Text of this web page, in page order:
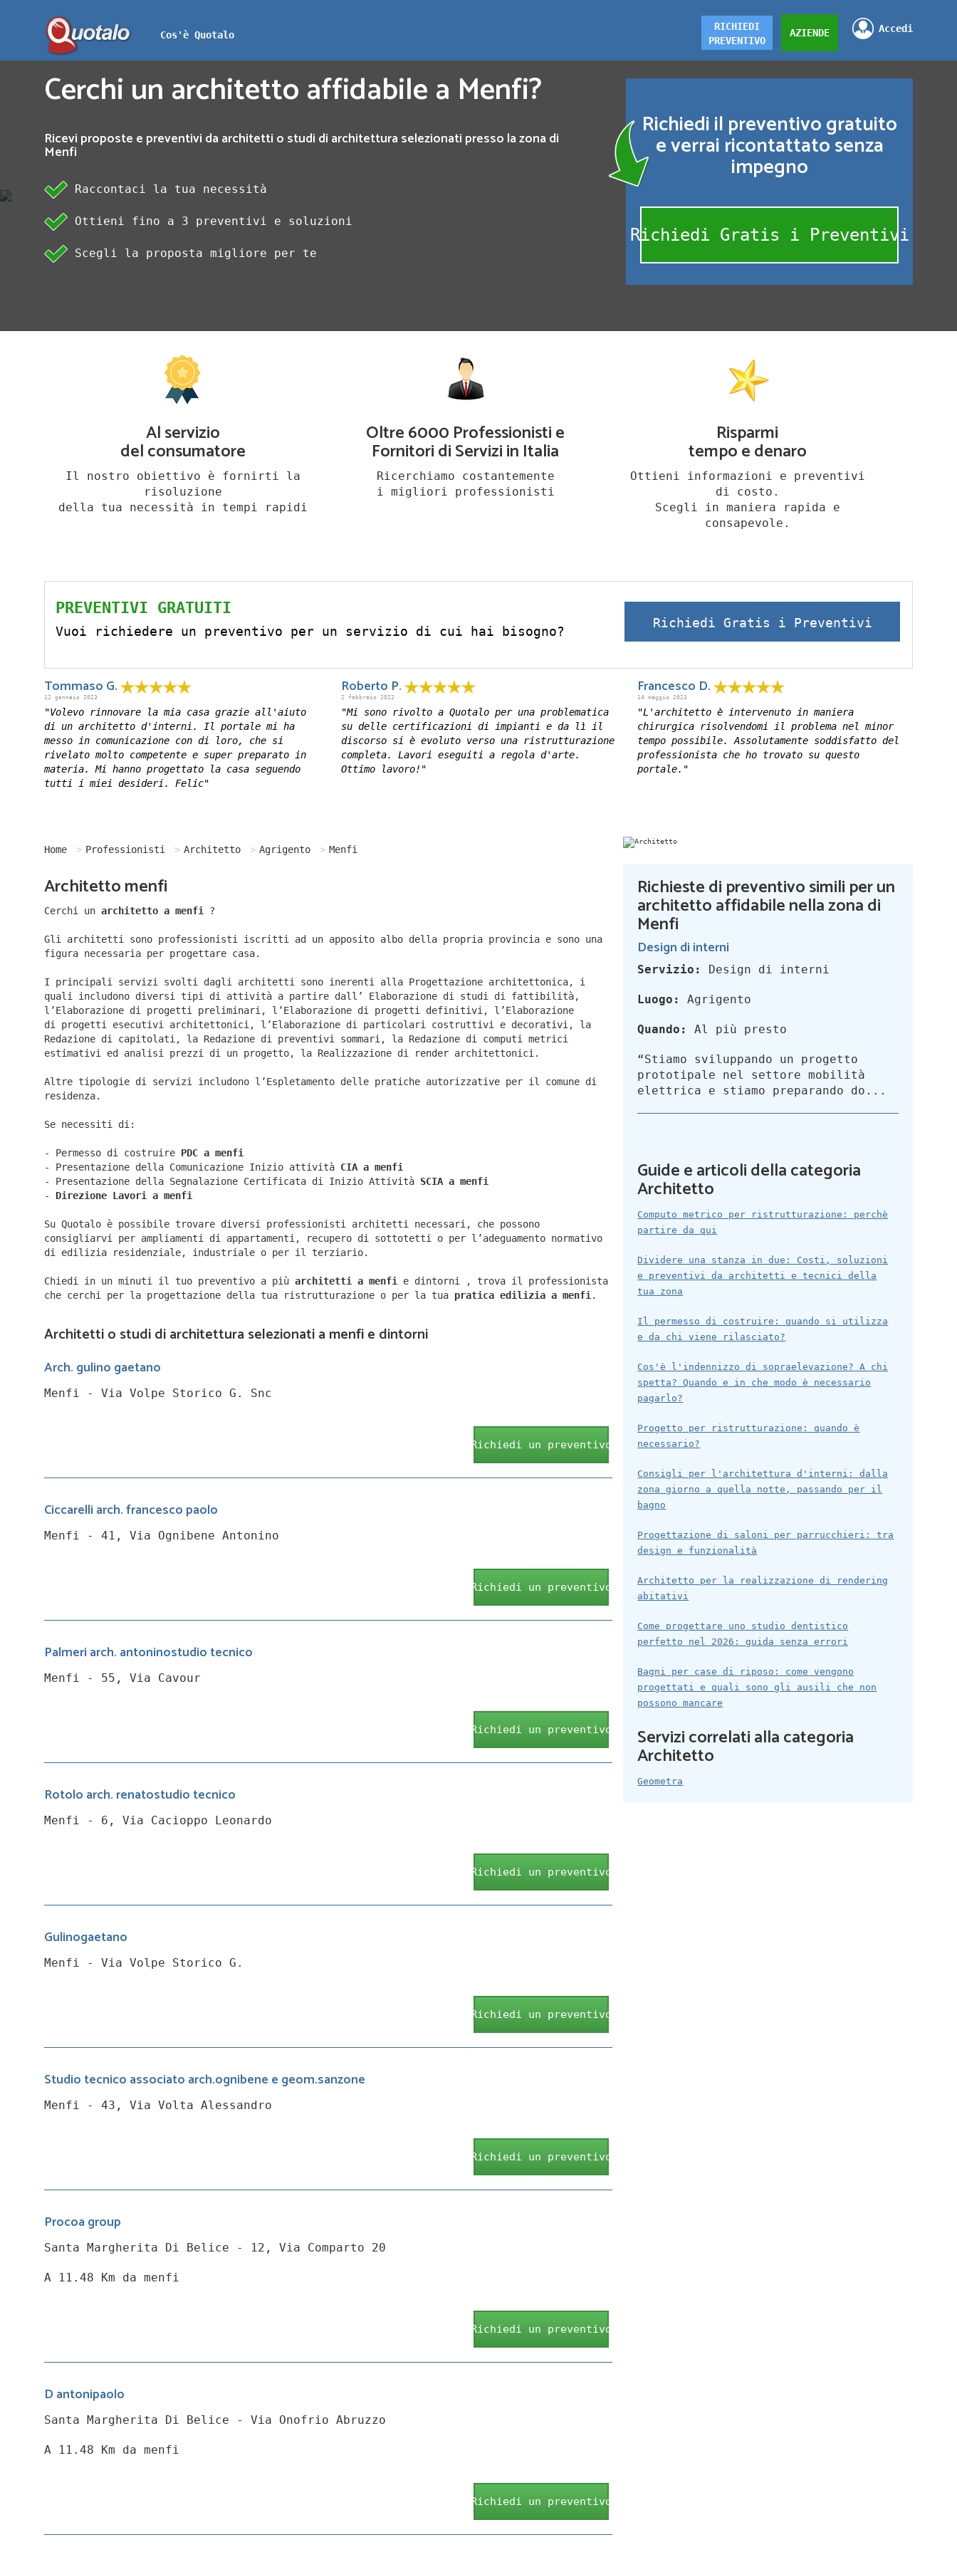
Cos'è Quotalo
Accedi
AZIENDE
RICHIEDI
PREVENTIVO
Cerchi un architetto affidabile a Menfi?
Ricevi proposte e preventivi da architetti o studi di architettura selezionati presso la zona di
Menfi
Raccontaci la tua necessità
Ottieni fino a 3 preventivi e soluzioni
Scegli la proposta migliore per te
Richiedi il preventivo gratuito
e verrai ricontattato senza
impegno
Richiedi Gratis i Preventivi
Al servizio
del consumatore
Il nostro obiettivo è fornirti la
risoluzione
della tua necessità in tempi rapidi
Oltre 6000 Professionisti e
Fornitori di Servizi in Italia
Ricerchiamo costantemente
i migliori professionisti
Risparmi
tempo e denaro
Ottieni informazioni e preventivi
di costo.
Scegli in maniera rapida e
consapevole.
PREVENTIVI GRATUITI
Vuoi richiedere un preventivo per un servizio di cui hai bisogno?
Richiedi Gratis i Preventivi
Tommaso G.
12 gennaio 2023
"Volevo rinnovare la mia casa grazie all'aiuto
di un architetto d'interni. Il portale mi ha
messo in comunicazione con di loro, che si
rivelato molto competente e super preparato in
materia. Mi hanno progettato la casa seguendo
tutti i miei desideri. Felic"
Roberto P.
2 febbraio 2022
"Mi sono rivolto a Quotalo per una problematica
su delle certificazioni di impianti e da lì il
discorso si è evoluto verso una ristrutturazione
completa. Lavori eseguiti a regola d'arte.
Ottimo lavoro!"
Francesco D.
14 maggio 2023
"L'architetto è intervenuto in maniera
chirurgica risolvendomi il problema nel minor
tempo possibile. Assolutamente soddisfatto del
professionista che ho trovato su questo
portale."
Home Professionisti Architetto Agrigento Menfi
Architetto menfi
Cerchi un architetto a menfi ?
Gli architetti sono professionisti iscritti ad un apposito albo della propria provincia e sono una
figura necessaria per progettare casa.
I principali servizi svolti dagli architetti sono inerenti alla Progettazione architettonica, i
quali includono diversi tipi di attività a partire dall’ Elaborazione di studi di fattibilità,
l’Elaborazione di progetti preliminari, l’Elaborazione di progetti definitivi, l’Elaborazione
di progetti esecutivi architettonici, l’Elaborazione di particolari costruttivi e decorativi, la
Redazione di capitolati, la Redazione di preventivi sommari, la Redazione di computi metrici
estimativi ed analisi prezzi di un progetto, la Realizzazione di render architettonici.
Altre tipologie di servizi includono l’Espletamento delle pratiche autorizzative per il comune di
residenza.
Se necessiti di:
- Permesso di costruire PDC a menfi
- Presentazione della Comunicazione Inizio attività CIA a menfi
- Presentazione della Segnalazione Certificata di Inizio Attività SCIA a menfi
- Direzione Lavori a menfi
Su Quotalo è possibile trovare diversi professionisti architetti necessari, che possono
consigliarvi per ampliamenti di appartamenti, recupero di sottotetti o per l’adeguamento normativo
di edilizia residenziale, industriale o per il terziario.
Chiedi in un minuti il tuo preventivo a più architetti a menfi e dintorni ,
trova il professionista
che cerchi per la progettazione della tua ristrutturazione o per la tua pratica edilizia a menfi .
Architetti o studi di architettura selezionati a menfi e dintorni
Arch. gulino gaetano
Menfi - Via Volpe Storico G. Snc
Richiedi un preventivo
Ciccarelli arch. francesco paolo
Menfi - 41, Via Ognibene Antonino
Richiedi un preventivo
Palmeri arch. antoninostudio tecnico
Menfi - 55, Via Cavour
Richiedi un preventivo
Rotolo arch. renatostudio tecnico
Menfi - 6, Via Cacioppo Leonardo
Richiedi un preventivo
Gulinogaetano
Menfi - Via Volpe Storico G.
Richiedi un preventivo
Studio tecnico associato arch.ognibene e geom.sanzone
Menfi - 43, Via Volta Alessandro
Richiedi un preventivo
Procoa group
Santa Margherita Di Belice - 12, Via Comparto 20
A 11.48 Km da menfi
Richiedi un preventivo
D antonipaolo
Santa Margherita Di Belice - Via Onofrio Abruzzo
A 11.48 Km da menfi
Richiedi un preventivo
Richieste di preventivo simili per un
architetto affidabile nella zona di
Menfi
Design di interni
Servizio: Design di interni
Luogo: Agrigento
Quando: Al più presto
“Stiamo sviluppando un progetto
prototipale nel settore mobilità
elettrica e stiamo preparando do...
Guide e articoli della categoria
Architetto
Computo metrico per ristrutturazione: perchè
partire da qui
Dividere una stanza in due: Costi, soluzioni
e preventivi da architetti e tecnici della
tua zona
Il permesso di costruire: quando si utilizza
e da chi viene rilasciato?
Cos'è l'indennizzo di sopraelevazione? A chi
spetta? Quando e in che modo è necessario
pagarlo?
Progetto per ristrutturazione: quando è
necessario?
Consigli per l'architettura d'interni: dalla
zona giorno a quella notte, passando per il
bagno
Progettazione di saloni per parrucchieri: tra
design e funzionalità
Architetto per la realizzazione di rendering
abitativi
Come progettare uno studio dentistico
perfetto nel 2026: guida senza errori
Bagni per case di riposo: come vengono
progettati e quali sono gli ausili che non
possono mancare
Servizi correlati alla categoria
Architetto
Geometra